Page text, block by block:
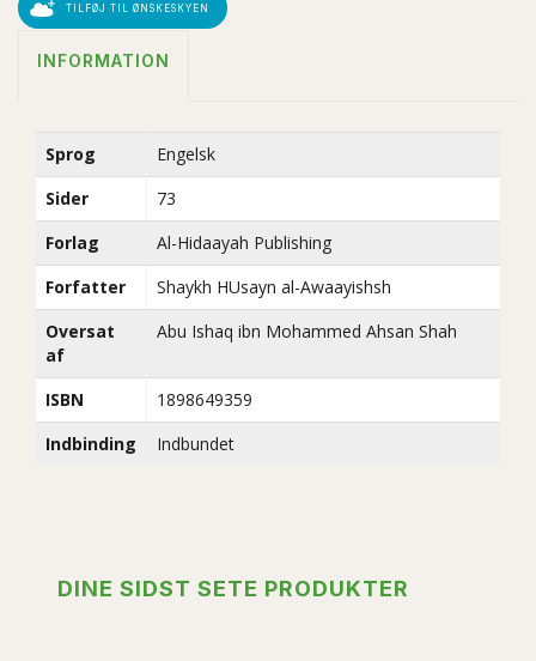
TILFØJ TIL ØNSKESKYEN
INFORMATION
Sprog
Engelsk
Sider
73
Forlag
Al-Hidaayah Publishing
Forfatter
Shaykh HUsayn al-Awaayishsh
Oversat
af
Abu Ishaq ibn Mohammed Ahsan Shah
ISBN
1898649359
Indbinding
Indbundet
DINE SIDST SETE PRODUKTER